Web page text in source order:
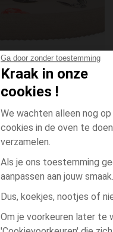
Ga door zonder toestemming
Kraak in onze
cookies !
We wachten alleen nog
cookies in de oven te
verzamelen.
Als je ons toestemming
aanpassen aan jouw smaak.
Dus, koekjes, nootjes of
Om je voorkeuren later te